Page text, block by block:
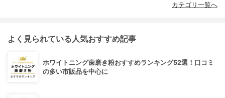
カテゴリ一覧へ
よく見られている人気おすすめ記事
ホワイトニング歯磨き粉おすすめランキング52選！口コミ
の多い市販品を中心に